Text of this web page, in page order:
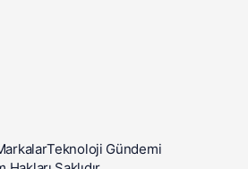
Teknoloji Gündemi